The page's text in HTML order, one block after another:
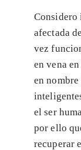
Considero
afectada
vez
en vena
en
el ser
por ello
recuperar